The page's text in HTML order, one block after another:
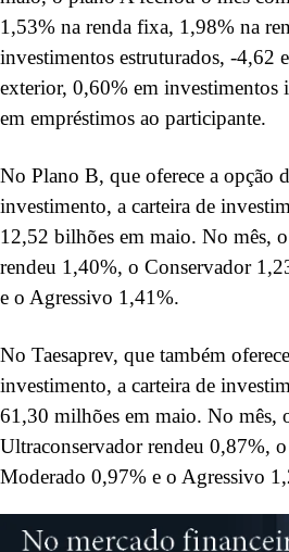
1,53% na renda fixa, 1,98% na
investimentos estruturados, -4,62
exterior, 0,60% em
em empréstimos ao participante.
No Plano B, que oferece a opção
investimento, a carteira de
12,52 bilhões em maio. No mês,
rendeu 1,40%, o Conservador
e o Agressivo 1,41%.
No Taesaprev, que também
investimento, a carteira de
61,30 milhões em maio. No mês,
Ultraconservador rendeu 0,87%,
Moderado 0,97% e o Agressivo